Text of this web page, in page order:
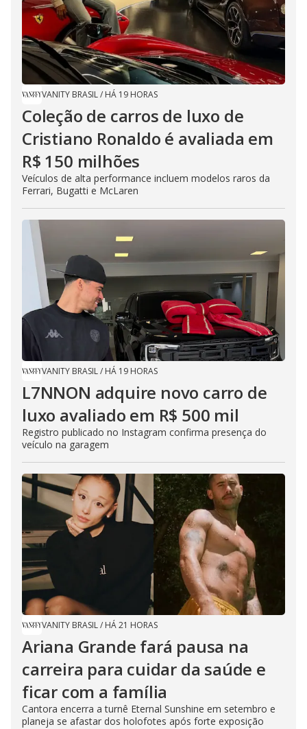
VANITY BRASIL/ HÁ 19 HORAS
Coleção de carros de luxo de
Cristiano Ronaldo é avaliada em
R$ 150 milhões
Veículos de alta performance incluem modelos raros da
Ferrari, Bugatti e McLaren
VANITY BRASIL/ HÁ 19 HORAS
L7NNON adquire novo carro de
luxo avaliado em R$ 500 mil
Registro publicado no Instagram confirma presença do
veículo na garagem
VANITY BRASIL/ HÁ 21 HORAS
Ariana Grande fará pausa na
carreira para cuidar da saúde e
ficar com a família
Cantora encerra a turnê Eternal Sunshine em setembro e
planeja se afastar dos holofotes após forte exposição